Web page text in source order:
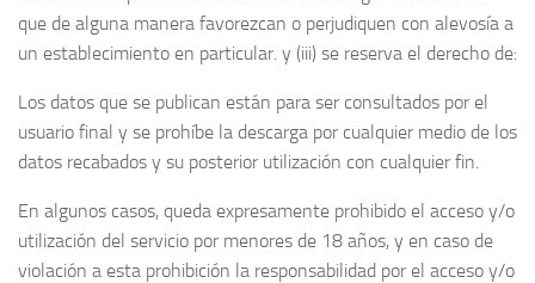
que de alguna manera favorezcan o perjudiquen con alevosía a
un establecimiento en particular. y (iii) se reserva el derecho de:
Los datos que se publican están para ser consultados por el
usuario final y se prohíbe la descarga por cualquier medio de los
datos recabados y su posterior utilización con cualquier fin.
En algunos casos, queda expresamente prohibido el acceso y/o
utilización del servicio por menores de 18 años, y en caso de
violación a esta prohibición la responsabilidad por el acceso y/o